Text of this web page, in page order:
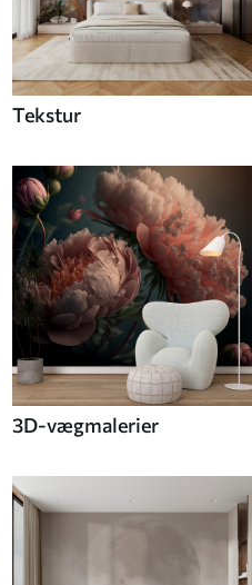
Tekstur
3D-vægmalerier